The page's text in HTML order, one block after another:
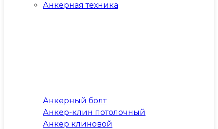
Анкерная техника
Анкерный болт
Анкер-клин потолочный
Анкер клиновой